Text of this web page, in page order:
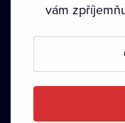
Podmínky používání •
•
vám